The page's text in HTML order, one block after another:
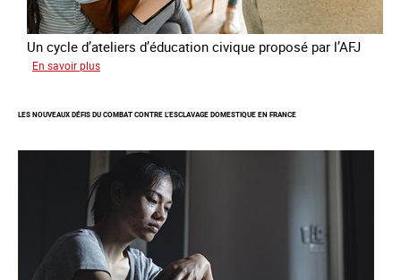
Un cycle d’ateliers d’éducation civique proposé par l’AFJ
En savoir plus
étrangère
de
traite
citoyenne
LES NOUVEAUX DÉFIS DU COMBAT CONTRE L’ESCLAVAGE DOMESTIQUE EN FRANCE